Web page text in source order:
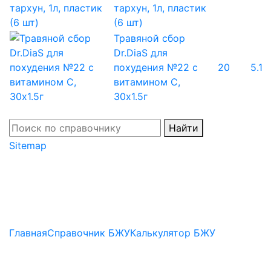
тархун, 1л, пластик
(6 шт)
Травяной сбор
Dr.DiaS для
похудения №22 с
витамином С,
30х1.5г
20 5.1
Найти
Sitemap
ГлавнаяСправочник БЖУКалькулятор БЖУ